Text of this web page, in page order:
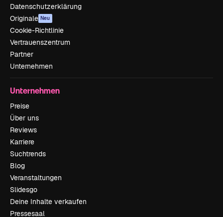
Datenschutzerklärung
Originale Neu
Cookie-Richtlinie
Vertrauenszentrum
Partner
Unternehmen
Unternehmen
Preise
Über uns
Reviews
Karriere
Suchtrends
Blog
Veranstaltungen
Slidesgo
Deine Inhalte verkaufen
Pressesaal